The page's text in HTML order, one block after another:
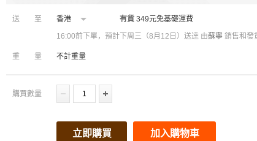
送至 香港 有貨 349元免基礎運費
16:00前下單，預計下周三（8月12日）送達 由蘇寧 銷售和發
重量 不計重量
購買數量
立即購買 加入購物車